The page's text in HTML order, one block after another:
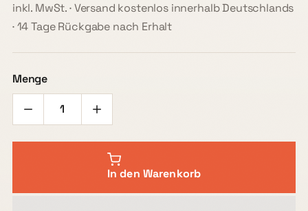
inkl. MwSt. · Versand kostenlos innerhalb Deutschlands
· 14 Tage Rückgabe nach Erhalt
Menge
In den Warenkorb